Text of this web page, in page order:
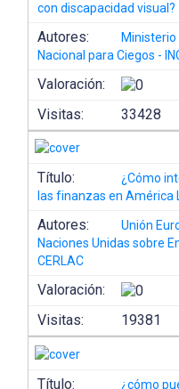
con discapacidad visual?
Autores: Ministerio
Nacional para Ciegos -
Valoración:
Visitas:
33428
Título:
¿Cómo
las finanzas en América
Autores: Unión
Naciones Unidas sobre
CERLAC
Valoración:
Visitas:
19381
Título:
¿cómo